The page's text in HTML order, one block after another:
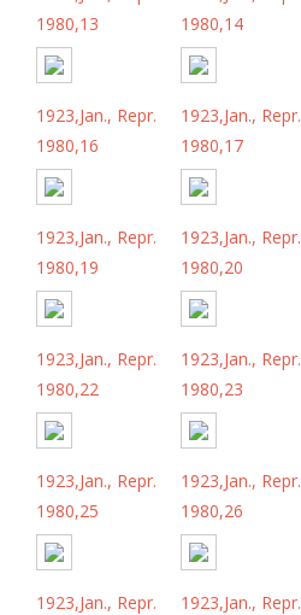
1980,13
1980,14
1923,Jan., Repr.
1980,16
1923,Jan., Repr.
1980,17
1923,Jan., Repr.
1980,19
1923,Jan., Repr.
1980,20
1923,Jan., Repr.
1980,22
1923,Jan., Repr.
1980,23
1923,Jan., Repr.
1980,25
1923,Jan., Repr.
1980,26
1923,Jan., Repr.
1923,Jan., Repr.